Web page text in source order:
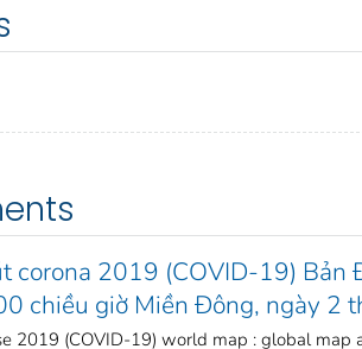
corona 2019 (COVID-19) Bản
chiều giờ Miền Đông, ngày 2
2019 (COVID-19) world map : global